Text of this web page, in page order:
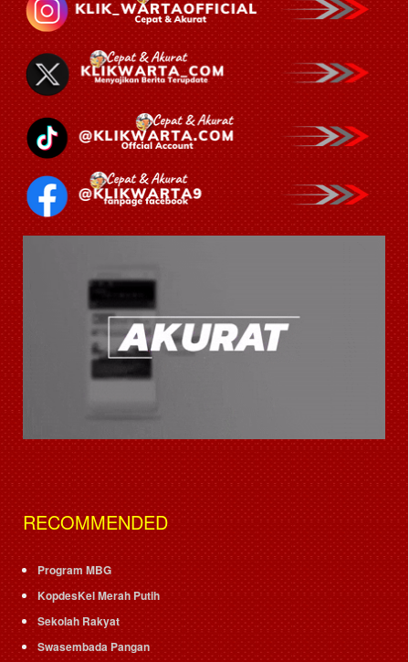
RECOMMENDED
Program MBG
KopdesKel Merah Putih
Sekolah Rakyat
Swasembada Pangan